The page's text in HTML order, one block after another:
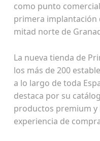
como punto
primera implantación
mitad norte de
La nueva tienda de
los más de 200
a lo largo de toda
destaca por su
productos premium y
experiencia de
Skip back to main navigation